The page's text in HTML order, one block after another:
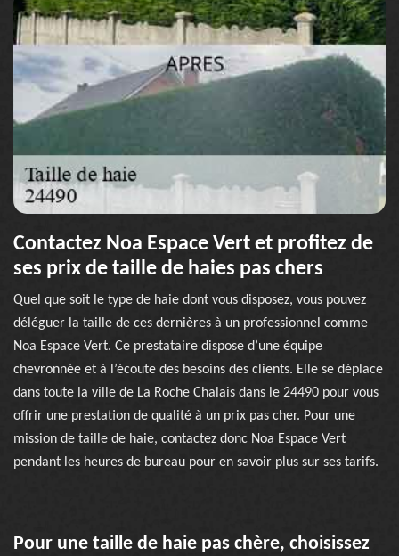
Contactez Noa Espace Vert et profitez de
ses prix de taille de haies pas chers
Quel que soit le type de haie dont vous disposez, vous pouvez
déléguer la taille de ces dernières à un professionnel comme
Noa Espace Vert. Ce prestataire dispose d’une équipe
chevronnée et à l’écoute des besoins des clients. Elle se déplace
dans toute la ville de La Roche Chalais dans le 24490 pour vous
offrir une prestation de qualité à un prix pas cher. Pour une
mission de taille de haie, contactez donc Noa Espace Vert
pendant les heures de bureau pour en savoir plus sur ses tarifs.
Pour une taille de haie pas chère, choisissez